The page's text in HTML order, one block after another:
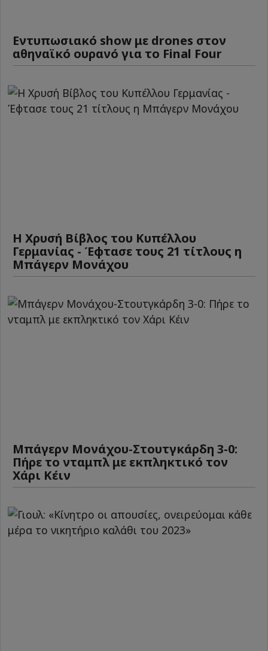
Εντυπωσιακό show με drones στον
αθηναϊκό ουρανό για το Final Four
Η Χρυσή Βίβλος του Κυπέλλου
Γερμανίας - Έφτασε τους 21 τίτλους η
Μπάγερν Μονάχου
Μπάγερν Μονάχου-Στουτγκάρδη 3-0:
Πήρε το νταμπλ με εκπληκτικό τον
Χάρι Κέιν